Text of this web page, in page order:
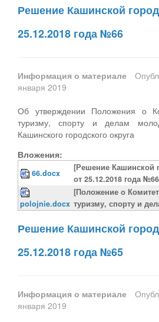
Решение Кашинской
25.12.2018 года №66
Информация о материале
января 2019
Об утверждении Положения о
туризму, спорту и делам
Кашинского городского округа
Вложения:
66.docx
[Решение Кашинской
от 25.12.2018 года
polojnie.docx
[Положение о
туризму, спорту и
Решение Кашинской
25.12.2018 года №65
Информация о материале
января 2019